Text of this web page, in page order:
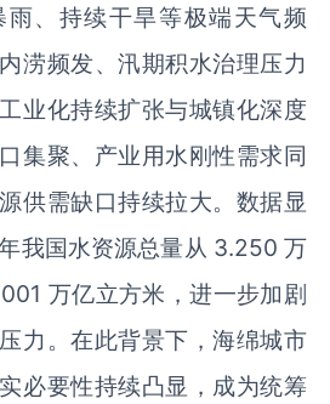
、持续干旱等极端天气频
涝频发、汛期积水治理压力
业化持续扩张与城镇化深度
集聚、产业用水刚性需求同
供需缺口持续拉大。数据显
我国水资源总量从 3.250 万
万亿立方米，进一步加剧
力。在此背景下，海绵城市
必要性持续凸显，成为统筹